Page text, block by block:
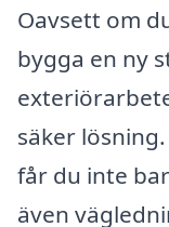
Oavsett om
bygga en ny
säker
får du inte
även